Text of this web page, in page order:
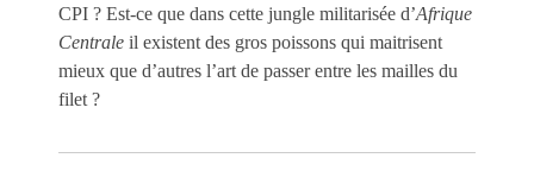
CPI ? Est-ce que dans cette jungle militarisée d’Afrique
Centrale il existent des gros poissons qui maitrisent
mieux que d’autres l’art de passer entre les mailles du
filet ?